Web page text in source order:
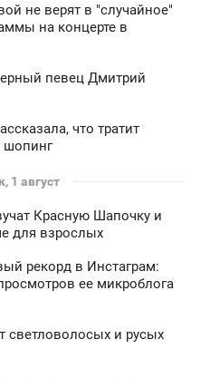
не верят в "случайное"
на концерте в
певец Дмитрий
что тратит
1 август
Красную Шапочку и
для взрослых
рекорд в Инстаграм:
ее микроблога
светловолосых и русых